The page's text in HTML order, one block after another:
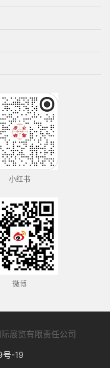
小红书
微博
展览有限责任公司
-19